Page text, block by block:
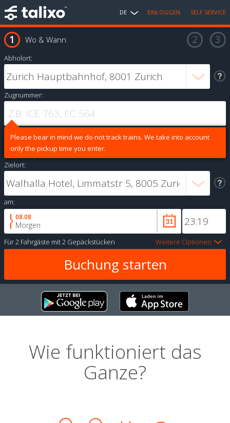
DE EINLOGGEN SELF SERVICE
Wo & Wann
Abholort:
Zugnummer:
Please bear in mind we do not track trains. We take into account
only the pickup time you enter.
Zielort:
am:
08.08
Morgen
Für2 Fahrgäste mit2 Gepäckstücken Weitere Optionen
Wie funktioniert das
Ganze?